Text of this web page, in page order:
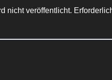
nicht veröffentlicht.